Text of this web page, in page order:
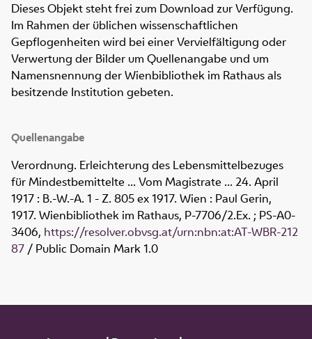
Dieses Objekt steht frei zum Download zur Verfügung.
Im Rahmen der üblichen wissenschaftlichen
Gepflogenheiten wird bei einer Vervielfältigung oder
Verwertung der Bilder um Quellenangabe und um
Namensnennung der Wienbibliothek im Rathaus als
besitzende Institution gebeten.
Quellenangabe
Verordnung. Erleichterung des Lebensmittelbezuges
für Mindestbemittelte ... Vom Magistrate ... 24. April
1917 : B.-W.-A. 1 - Z. 805 ex 1917. Wien : Paul Gerin,
1917. Wienbibliothek im Rathaus, P-7706/2.Ex. ; PS-A0-
3406, https://resolver.obvsg.at/urn:nbn:at:AT-WBR-212
87 / Public Domain Mark 1.0